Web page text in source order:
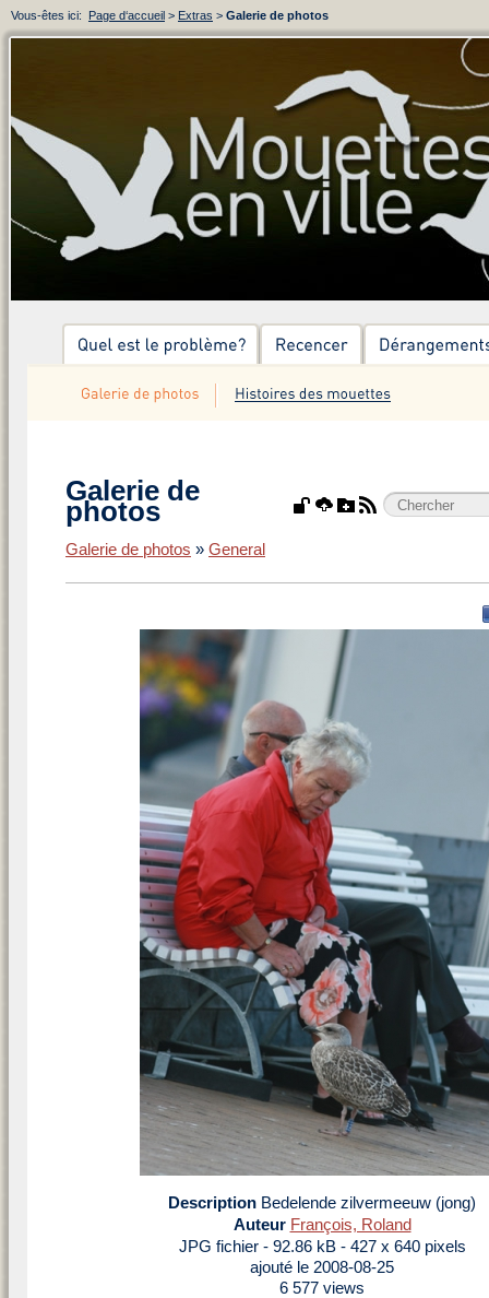
Vous-êtes ici: Page d‘accueil > Extras > Galerie de photos
Galerie de
photos
Galerie de photos » General
Description Bedelende zilvermeeuw (jong)
Auteur François, Roland
JPG fichier- 92.86 kB - 427 x 640 pixels
ajouté le 2008-08-25
6 577 views